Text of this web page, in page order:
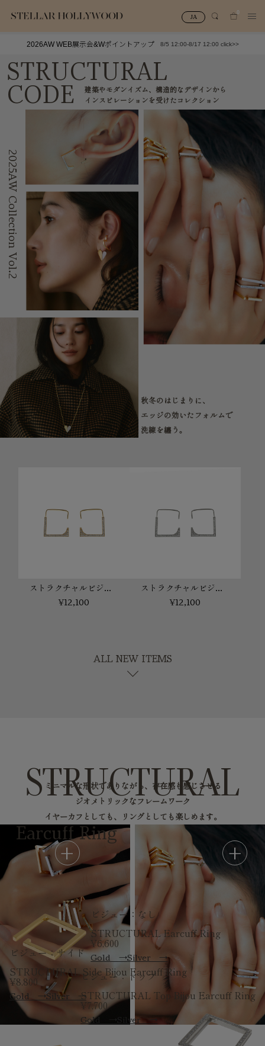
JA
0
#スタッフイチ押し（通勤パールアクセ） ＃写真映えアクセ
2026AW WEB展示会&Wポイントアップ 8/5 12:00-8/17 12:00 click>>
STRUCTURAL
CODE
建築やモダンイズム、構造的なデザインから
インスピレーションを受けたコレクション
2025AW Collection Vol.2
秋冬のはじまりに、
エッジの効いたフォルムで
洗練を纏う。
ストラクチャルビジューピアス(ゴールド)
¥12,100
ストラクチャルビジューピアス(シルバー)
¥12,100
ALL NEW ITEMS
stat_minus_1
STRUCTURAL
Earcuff Ring
ミニマルな形状でありながら、存在感も感じさせる
ジオメトリックなフレームワーク
イヤーカフとしても、リングとしても楽しめます。
ビジュー：なし
STRUCTURAL Earcuff Ring
¥6,600
Gold →Silver →
ビジュー：サイド
STRUCTURAL Side Bijou Earcuff Ring
¥8,800
Gold →Silver →
ビジュー：トップ
STRUCTURAL Top Bijou Earcuff Ring
¥7,700
Gold → Silver →